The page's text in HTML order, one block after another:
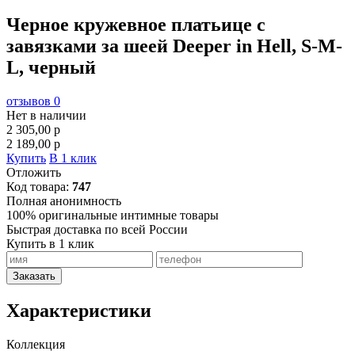
Черное кружевное платьице с
завязками за шеей Deeper in Hell, S-M-
L, черный
отзывов 0
Нет в наличии
2 305,00 p
2 189,00 p
Купить В 1 клик
Отложить
Код товара: 747
Полная анонимность
100% оригинальные интимные товары
Быстрая доставка по всей России
Купить в 1 клик
Заказать
Характеристики
Коллекция